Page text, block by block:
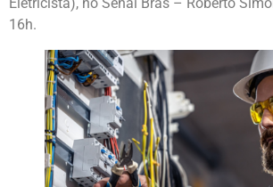
Eletricista), no Senai Brás – Roberto
16h.